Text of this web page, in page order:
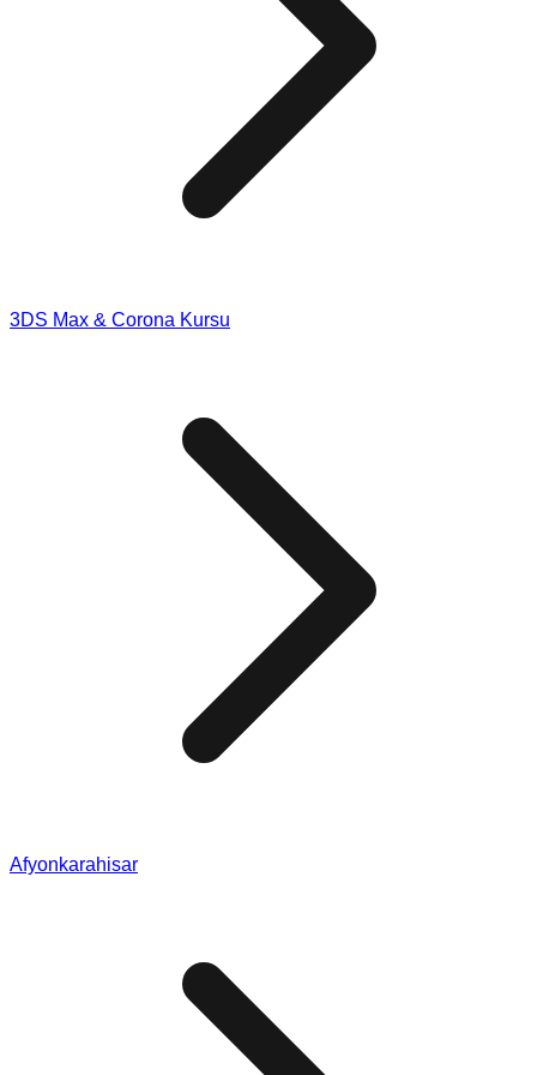
3DS Max & Corona Kursu
Afyonkarahisar